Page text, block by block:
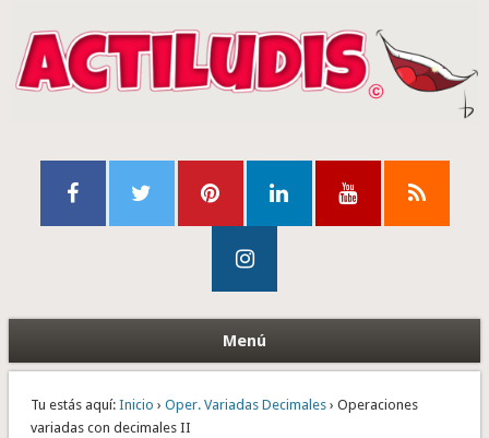
Menú
Tu estás aquí: Inicio › Oper. Variadas Decimales› Operaciones
variadas con decimales II